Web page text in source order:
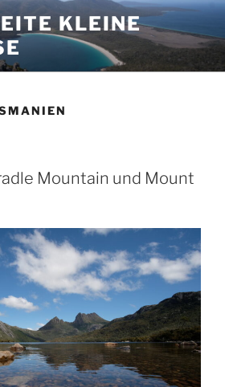
KLEINE
Mountain und Mount